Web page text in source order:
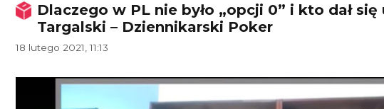
Dlaczego w PL nie było „opcji 0” i kto dał się
Targalski – Dziennikarski Poker
18 lutego 2021, 11:13